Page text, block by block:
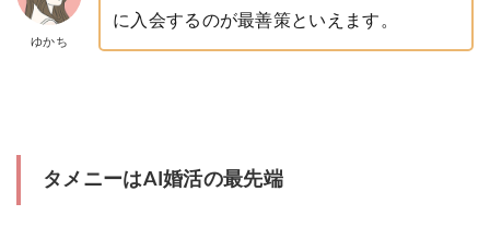
ゆかち
に入会するのが最善策といえます。
タメニーはAI婚活の最先端